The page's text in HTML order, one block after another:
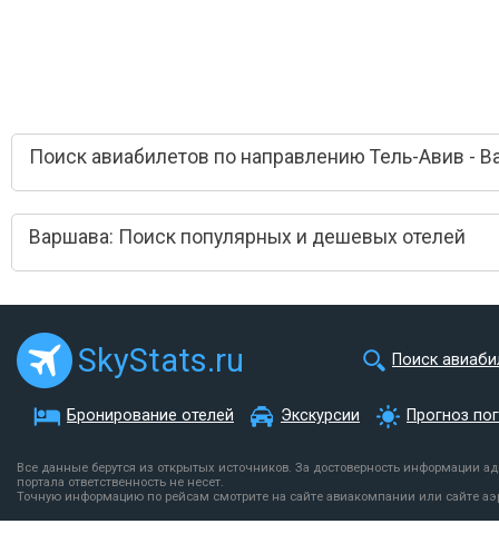
Поиск авиабилетов по направлению Тель-Авив -
Варшава: Поиск популярных и дешевых отелей
SkyStats.ru Поиск
Бронирование отелей Экскурсии Прогноз
Все данные берутся из открытых источников. За достоверность информации
портала ответственность не несет.
Точную информацию по рейсам смотрите на сайте авиакомпании или сайте